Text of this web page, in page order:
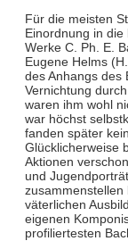
Für die meisten
Einordnung in
Werke C. Ph. E.
Eugene Helms
des Anhangs des
Vernichtung
waren ihm wohl
war höchst
fanden später
Glücklicherweise
Aktionen
und
zusammenstellen
väterlichen
eigenen
profiliertesten